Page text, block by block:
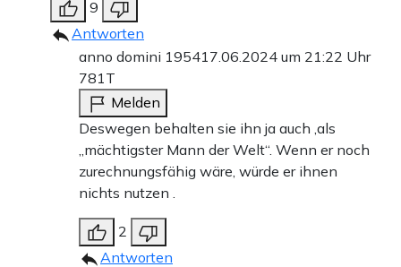
9
Antworten
anno domini 195417.06.2024 um 21:22 Uhr
781T
Melden
Deswegen behalten sie ihn ja auch ,als
„mächtigster Mann der Welt“. Wenn er noch
zurechnungsfähig wäre, würde er ihnen
nichts nutzen .
2
Antworten